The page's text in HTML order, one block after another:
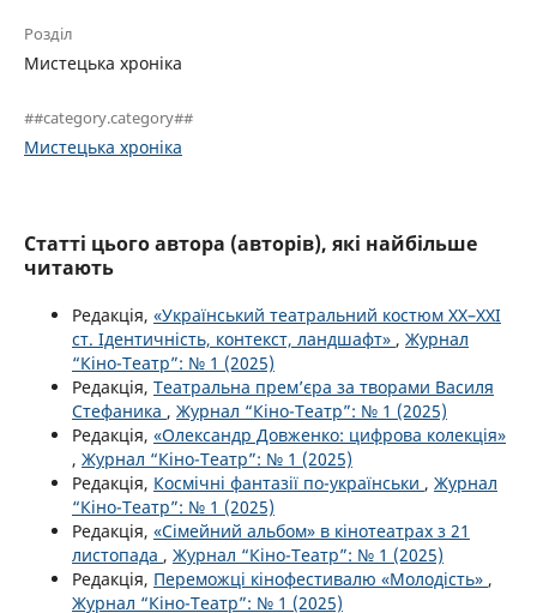
Розділ
Мистецька хроніка
##category.category##
Мистецька хроніка
Статті цього автора (авторів), які найбільше
читають
Редакція, «Український театральний костюм XX–XXI
ст. Ідентичність, контекст, ландшафт» , Журнал
“Кіно-Театр”: № 1 (2025)
Редакція, Театральна прем’єра за творами Василя
Стефаника , Журнал “Кіно-Театр”: № 1 (2025)
Редакція, «Олександр Довженко: цифрова колекція»
, Журнал “Кіно-Театр”: № 1 (2025)
Редакція, Космічні фантазії по-українськи , Журнал
“Кіно-Театр”: № 1 (2025)
Редакція, «Сімейний альбом» в кінотеатрах з 21
листопада , Журнал “Кіно-Театр”: № 1 (2025)
Редакція, Переможці кінофестивалю «Молодість» ,
Журнал “Кіно-Театр”: № 1 (2025)